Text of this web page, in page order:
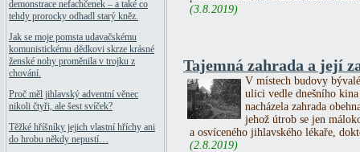
demonstrace nefachčenek – a také co
tehdy prorocky odhadl starý kněz.
Jak se moje pomsta udavačskému
komunistickému dědkovi skrze krásné
ženské nohy proměnila v trojku z
chování.
Proč měl jihlavský adventní věnec
nikoli čtyři, ale šest svíček?
Těžké hříšníky jejich vlastní hříchy ani
do hrobu někdy nepustí…
(3.8.2019)
Tajemná zahrada a její
V místech budovy
ulici vedle dnešního
nacházela zahrada
jehož útrob se jen
a osvíceného jihlavského lékaře,
(2.8.2019)